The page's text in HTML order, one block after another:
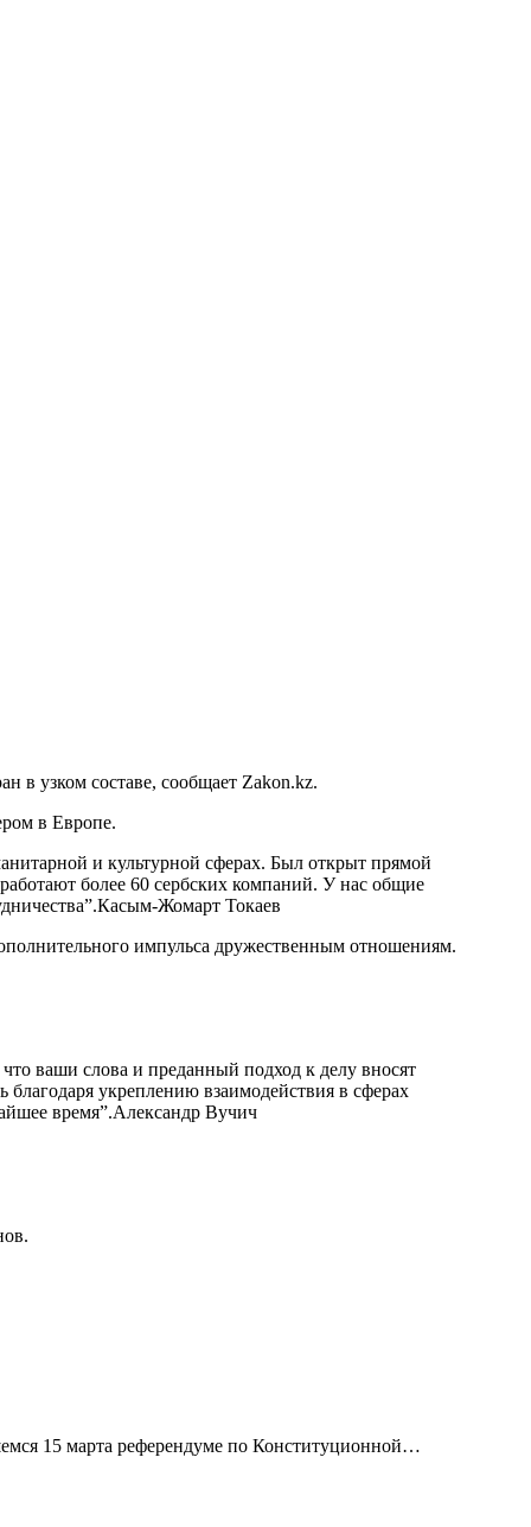
в узком составе, сообщает Zakon.kz.
в Европе.
и культурной сферах. Был открыт прямой
более 60 сербских компаний. У нас общие
Касым-Жомарт Токаев
импульса дружественным отношениям.
ваши слова и преданный подход к делу вносят
укреплению взаимодействия в сферах
время”.Александр Вучич
15 марта референдуме по Конституционной…